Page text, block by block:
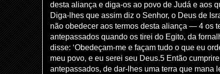
desta aliança e diga-os ao povo de Judá e aos
Diga-lhes que assim diz o Senhor, o Deus de
não obedecer aos termos desta aliança — 4 os
antepassados ​​quando os tirei do Egito, da
disse: ‘Obedeçam-me e façam tudo o que eu
meu povo, e eu serei seu Deus.5 Então
antepassados, de dar-lhes uma terra que mana